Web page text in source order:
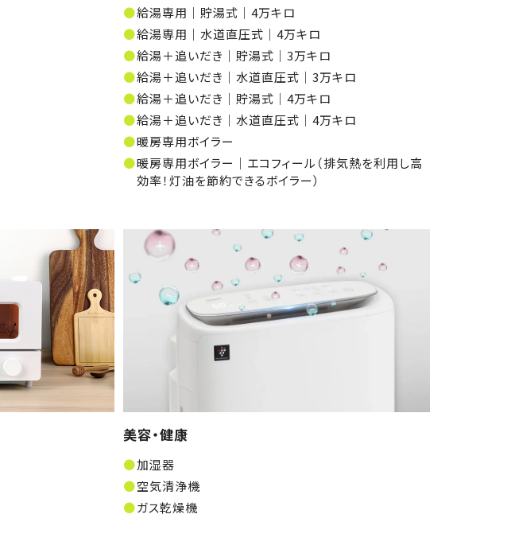
給湯専用│貯湯式│4万キロ
給湯専用│水道直圧式│4万キロ
給湯＋追いだき│貯湯式│3万キロ
給湯＋追いだき│水道直圧式│3万キロ
給湯＋追いだき│貯湯式│4万キロ
給湯＋追いだき│水道直圧式│4万キロ
暖房専用ボイラー
暖房専用ボイラー│エコフィール（排気熱を利用し高
効率！灯油を節約できるボイラー）
美容・健康
加湿器
空気清浄機
ガス乾燥機